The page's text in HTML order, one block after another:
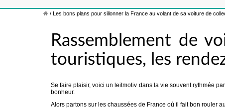
/ Les bons plans pour sillonner la France au volant de sa voiture de
Rassemblement de
touristiques, les
Se faire plaisir, voici un leitmotiv dans la vie souvent rythmée
bonheur.
Alors partons sur les chaussées de France où il fait bon rouler